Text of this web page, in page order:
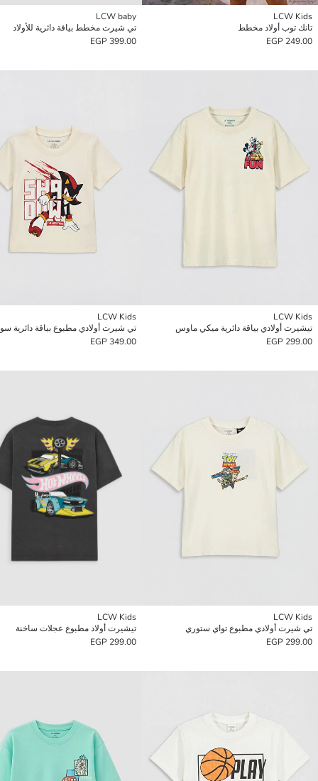
LCW Kids
تانك توب أولاد مخطط
249.00 EGP
LCW baby
تي شيرت مخطط بياقة دائرية للأولاد
399.00 EGP
LCW Kids
تيشيرت أولادي بياقة دائرية ميكي ماوس
299.00 EGP
LCW Kids
تي شيرت أولادي مطبوع بياقة دائرية
349.00 EGP
LCW Kids
تي شيرت أولادي مطبوع تواي ستوري
299.00 EGP
LCW Kids
تيشيرت أولاد مطبوع عجلات ساخنة
299.00 EGP